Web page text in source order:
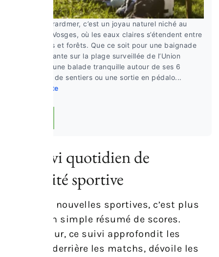
Lac de Gérardmer, c’est un joyau naturel niché au
cœur des Vosges, où les eaux claires s’étendent entre
montagnes et forêts. Que ce soit pour une baignade
rafraîchissante sur la plage surveillée de l’Union
Nautique, une balade tranquille autour de ses 6
kilomètres de sentiers ou une sortie en pédalo...
Lire la suite
Un suivi quotidien de
l’actualité sportive
Suivre les nouvelles sportives, c’est plus
que lire un simple résumé de scores.
Chaque jour, ce suivi approfondit les
histoires derrière les matchs, dévoile les